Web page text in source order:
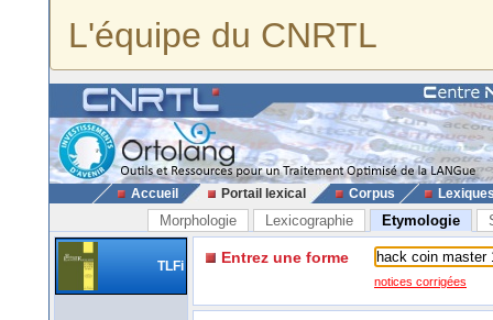
L'équipe du CNRTL
Accueil Portail lexical Corpus
Morphologie Lexicographie Etymologie
TLFi Entrez une forme
notices corrigées